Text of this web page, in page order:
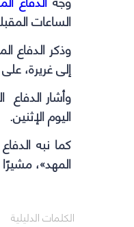
الساعات
وذكر الدفاع
إلى غريرة،
وأشار
اليوم الإثنين.
كما نبه
المهد»،
الكلمات الدليلية